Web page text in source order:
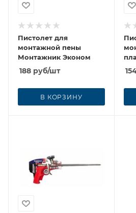
Пистолет для
монтажной пены
Монтажник Эконом
188 руб/шт
В КОРЗИНУ